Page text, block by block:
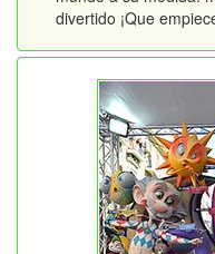
divertido ¡Que